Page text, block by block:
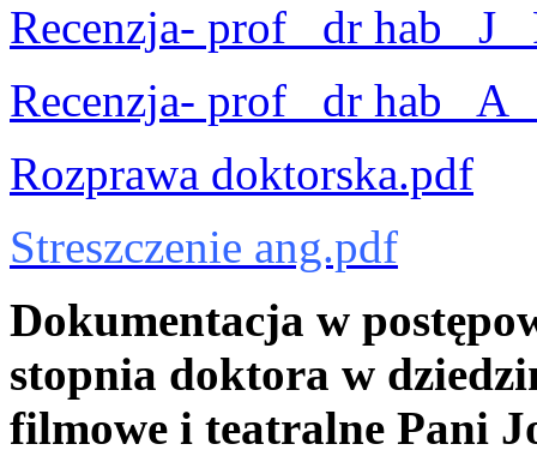
Recenzja- prof_ dr hab_
Recenzja- prof_ dr hab_
Rozprawa doktorska.pdf
Streszczenie ang.pdf
Dokumentacja w
stopnia doktora w
filmowe i teatralne Pani